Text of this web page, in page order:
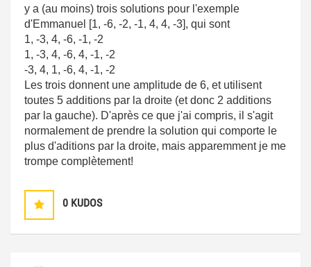
y a (au moins) trois solutions pour l'exemple
d'Emmanuel [1, -6, -2, -1, 4, 4, -3], qui sont
1, -3, 4, -6, -1, -2
1, -3, 4, -6, 4, -1, -2
-3, 4, 1, -6, 4, -1, -2
Les trois donnent une amplitude de 6, et utilisent
toutes 5 additions par la droite (et donc 2 additions
par la gauche). D'après ce que j'ai compris, il s'agit
normalement de prendre la solution qui comporte le
plus d'aditions par la droite, mais apparemment je me
trompe complètement!
0 KUDOS